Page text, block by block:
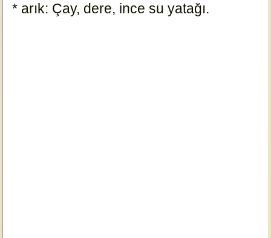
* arık: Çay, dere, ince su yatağı.